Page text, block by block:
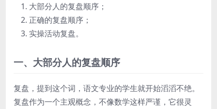
大部分人的复盘顺序；
正确的复盘顺序；
实操活动复盘。
一、大部分人的复盘顺序
复盘，提到这个词，语文专业的学生就开始滔滔不绝。
复盘作为一个主观概念，不像数学这样严谨，它很灵